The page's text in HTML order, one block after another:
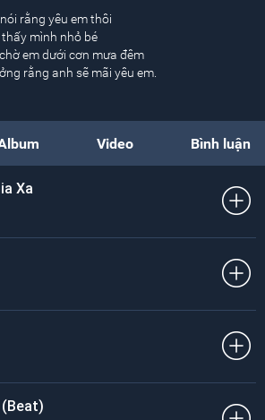
rằng yêu em thôi
mình nhỏ bé
em dưới cơn mưa đêm
rằng anh sẽ mãi yêu em.
nhất là ngày bên anh?
ngang trời
thời gian đôi ta
những ước mơ năm xưa
vậy em vẫn muốn tin anh lần nữa.
Video Bình luận
Xa
(Beat)